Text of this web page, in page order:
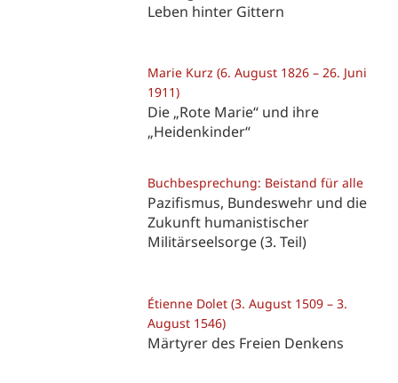
Leben hinter Gittern
Marie Kurz (6. August 1826 – 26. Juni
1911)
Die „Rote Marie“ und ihre
„Heidenkinder“
Buchbesprechung: Beistand für alle
Pazifismus, Bundeswehr und die
Zukunft humanistischer
Militärseelsorge (3. Teil)
Étienne Dolet (3. August 1509 – 3.
August 1546)
Märtyrer des Freien Denkens